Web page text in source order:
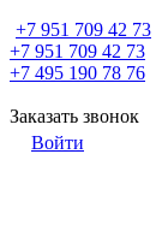
+7 951 709 42 73
+7 951 709 42 73
+7 495 190 78 76
Заказать звонок
Войти